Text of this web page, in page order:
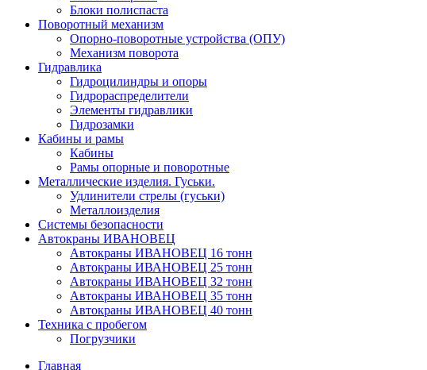
Блоки полиспаста
Поворотный механизм
Опорно-поворотные устройства (ОПУ)
Механизм поворота
Гидравлика
Гидроцилиндры и опоры
Гидрораспределители
Элементы гидравлики
Гидрозамки
Кабины и рамы
Кабины
Рамы опорные и поворотные
Металлические изделия. Гуськи.
Удлинители стрелы (гуськи)
Металлоизделия
Системы безопасности
Автокраны ИВАНОВЕЦ
Автокраны ИВАНОВЕЦ 16 тонн
Автокраны ИВАНОВЕЦ 25 тонн
Автокраны ИВАНОВЕЦ 32 тонн
Автокраны ИВАНОВЕЦ 35 тонн
Автокраны ИВАНОВЕЦ 40 тонн
Техника с пробегом
Погрузчики
Главная